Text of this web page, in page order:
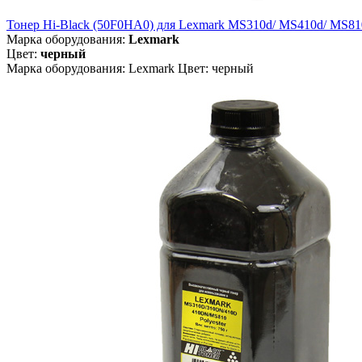
Тонер Hi-Black (50F0HA0) для Lexmark MS310d/ MS410d/
Марка оборудования: Lexmark
Цвет: черный
Марка оборудования: Lexmark Цвет: черный